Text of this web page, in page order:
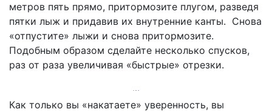
метров пять прямо, притормозите плугом, разведя
пятки лыж и придавив их внутренние канты. Снова
«отпустите» лыжи и снова притормозите.
Подобным образом сделайте несколько спусков,
раз от раза увеличивая «быстрые» отрезки.
Как только вы «накатаете» уверенность, вы